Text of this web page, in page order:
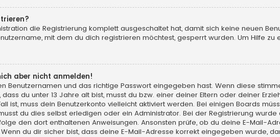
die Registrierung komplett ausgeschaltet hat, damit sich keine neuen
mit dem du dich registrieren möchtest, gesperrt wurden. Um Hilfe
aber nicht anmelden!
Benutzernamen und das richtige Passwort eingegeben hast. Wenn diese
du unter 13 Jahre alt bist, musst du bzw. einer deiner Eltern oder deiner
ist, muss dein Benutzerkonto vielleicht aktiviert werden. Bei einigen Boards
du dies selbst erledigen oder ein Administrator. Bei der Registrierung
den dort enthaltenen Anweisungen. Ansonsten prüfe, ob du deine E-Mail-
du dir sicher bist, dass deine E-Mail-Adresse korrekt eingegeben wurde,